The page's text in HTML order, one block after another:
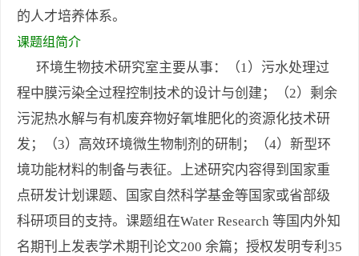
的人才培养体系。
课题组简介
环境生物技术研究室主要从事：（1）污水处理过
程中膜污染全过程控制技术的设计与创建；（2）剩余
污泥热水解与有机废弃物好氧堆肥化的资源化技术研
发；（3）高效环境微生物制剂的研制；（4）新型环
境功能材料的制备与表征。上述研究内容得到国家重
点研发计划课题、国家自然科学基金等国家或省部级
科研项目的支持。课题组在Water Research 等国内外知
名期刊上发表学术期刊论文200 余篇；授权发明专利35